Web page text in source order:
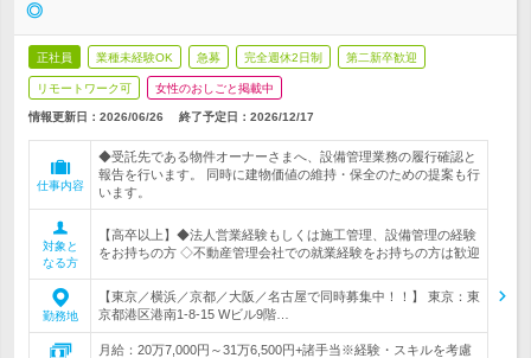
◎
正社員 業種未経験OK 急募 完全週休2日制 第二新卒歓迎
リモートワーク可 女性のおしごと掲載中
情報更新日：2026/06/26 終了予定日： 2026/12/17
仕事内容
◆受託先である物件オーナーさまへ、設備管理業務の履行確認と
報告を行います。 同時に建物価値の維持・保全のための提案も行
います。
対象と
なる方
【高卒以上】◆法人営業経験もしくは施工管理、設備管理の経験
をお持ちの方 ◇不動産管理会社での就業経験をお持ちの方は歓迎
勤務地
【東京／横浜／京都／大阪／名古屋で同時募集中！！】 東京：東
京都港区港南1-8-15 Wビル9階…
月給：20万7,000円～31万6,500円+諸手当※経験・スキルを考慮